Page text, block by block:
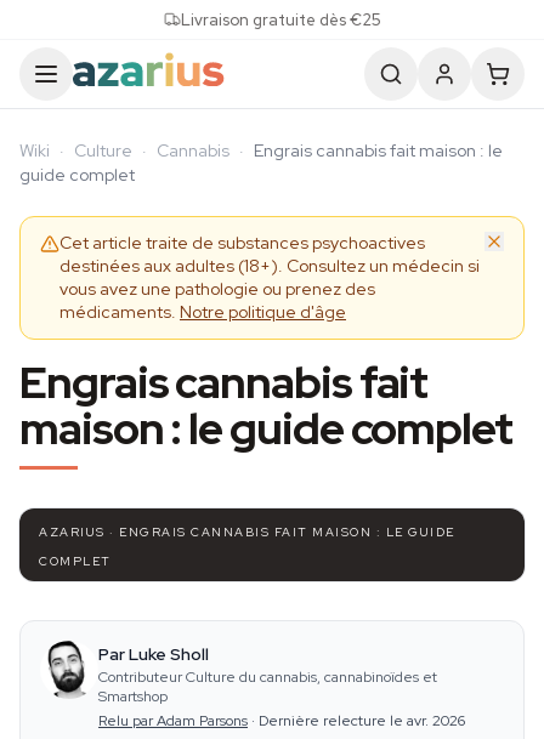
Livraison gratuite dès €25
Wiki · Culture · Cannabis · Engrais cannabis fait maison : le
guide complet
Cet article traite de substances psychoactives
destinées aux adultes (18+). Consultez un médecin si
vous avez une pathologie ou prenez des
médicaments. Notre politique d'âge
Engrais cannabis fait
maison : le guide complet
AZARIUS · ENGRAIS CANNABIS FAIT MAISON : LE GUIDE
COMPLET
Par Luke Sholl
Contributeur Culture du cannabis, cannabinoïdes et
Smartshop
Relu par Adam Parsons · Dernière relecture le avr. 2026